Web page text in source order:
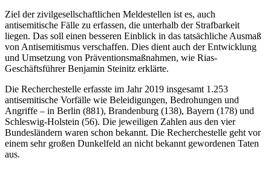
Ziel der zivilgesellschaftlichen Meldestellen ist es, auch
antisemitische Fälle zu erfassen, die unterhalb der Strafbarkeit
liegen. Das soll einen besseren Einblick in das tatsächliche Ausmaß
von Antisemitismus verschaffen. Dies dient auch der Entwicklung
und Umsetzung von Präventionsmaßnahmen, wie Rias-
Geschäftsführer Benjamin Steinitz erklärte.
Die Recherchestelle erfasste im Jahr 2019 insgesamt 1.253
antisemitische Vorfälle wie Beleidigungen, Bedrohungen und
Angriffe – in Berlin (881), Brandenburg (138), Bayern (178) und
Schleswig-Holstein (56). Die jeweiligen Zahlen aus den vier
Bundesländern waren schon bekannt. Die Recherchestelle geht vor
einem sehr großen Dunkelfeld an nicht bekannt gewordenen Taten
aus.